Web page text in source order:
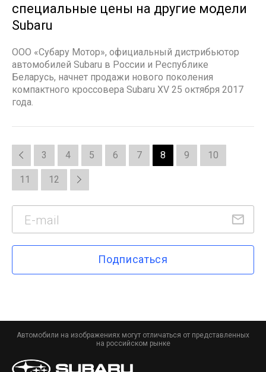
специальные цены на другие модели
Subaru
ООО «Субару Мотор», официальный дистрибьютор
автомобилей Subaru в России и Республике
Беларусь, начнет продажи нового поколения
компактного кроссовера Subaru XV 25 октября 2017
года.
3 4 5 6 7 8 9 10
11 12
Подписаться
Автомобили на изображениях могут отличаться от представленных
на российском рынке